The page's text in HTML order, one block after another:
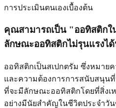
การประเมินตนเองเบื้องต้น
คุณสามารถเป็น "ออทิสติกใ
ลักษณะออทิสติกไม่รุนแรงได้
ออทิสติกเป็นสเปกตรัม ซึ่งหมาย
และความต้องการการสนับสนุน
ที่จะมีลักษณะออทิสติกโดยที่สิ่งเ
อย่างมีนัยสำคัญในชีวิตประจำวั